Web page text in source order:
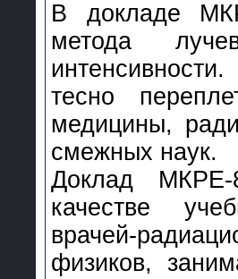
В докладе
метода
тесно
медицины,
смежных наук.
Доклад
качестве
врачей-
физиков,